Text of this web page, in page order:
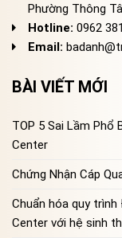
Phường Thông
Hotline: 0962
Email:
BÀI VIẾT MỚI
TOP 5 Sai Lầm Phổ
Center
Chứng Nhận Cáp
Chuẩn hóa quy
Center với hệ sinh